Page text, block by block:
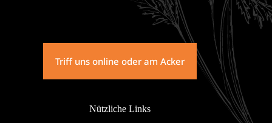
Triff uns online oder am Acker
Nützliche Links